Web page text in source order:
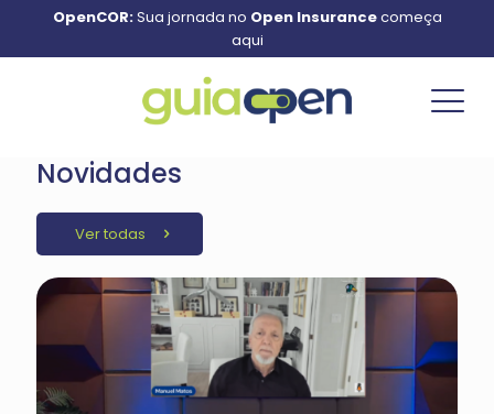
OpenCOR:Sua jornada no Open Insurancecomeça
aqui
Novidades
Ver todas